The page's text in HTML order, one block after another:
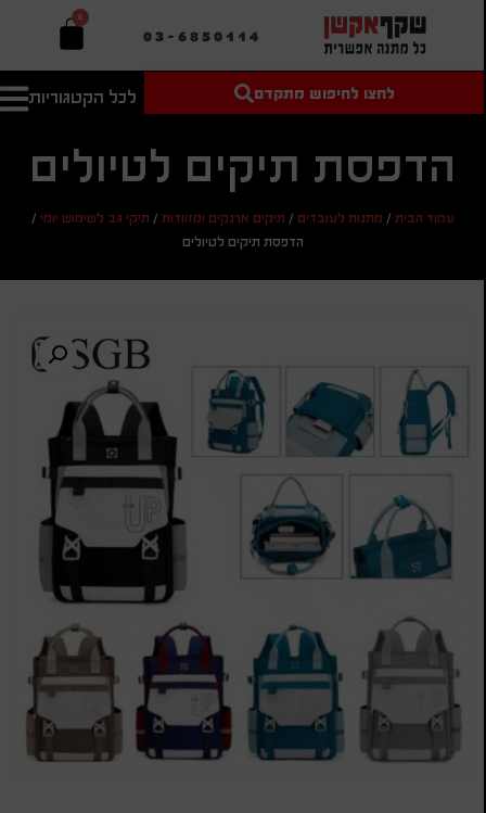
03-6850114
0
לכל הקטגוריות
טקסט חופשי
מחיר מיני'
חיפוש
אישית
לחצו לחיפוש מתקדם
הדפסת תיקים לטיולים
עמוד הבית/ מתנות לעובדים/ תיקים ארנקים ומזוודות/ תיקי גב לשימוש יומי/
הדפסת תיקים לטיולים